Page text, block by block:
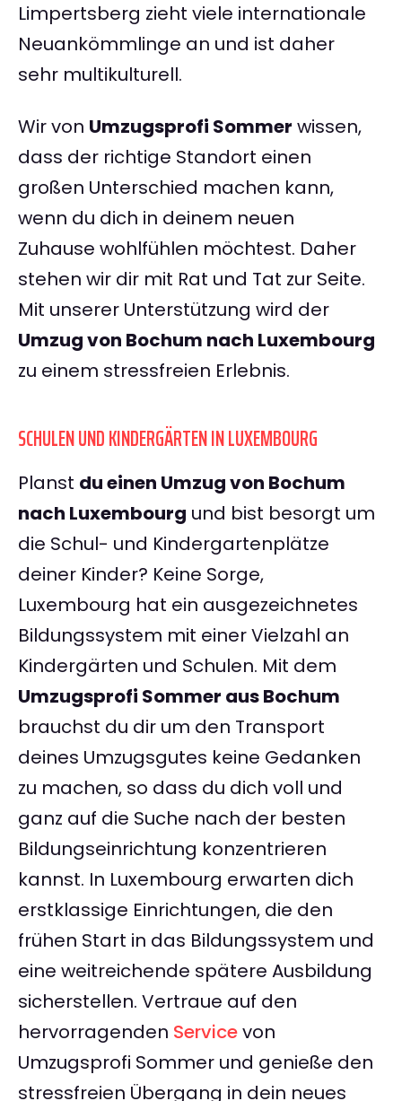
Limpertsberg zieht viele internationale
Neuankömmlinge an und ist daher
sehr multikulturell.
Wir von Umzugsprofi Sommer wissen,
dass der richtige Standort einen
großen Unterschied machen kann,
wenn du dich in deinem neuen
Zuhause wohlfühlen möchtest. Daher
stehen wir dir mit Rat und Tat zur Seite.
Mit unserer Unterstützung wird der
Umzug von Bochum nach Luxembourg
zu einem stressfreien Erlebnis.
SCHULEN UND KINDERGÄRTEN IN LUXEMBOURG
Planst du einen Umzug von Bochum
nach Luxembourg und bist besorgt um
die Schul- und Kindergartenplätze
deiner Kinder? Keine Sorge,
Luxembourg hat ein ausgezeichnetes
Bildungssystem mit einer Vielzahl an
Kindergärten und Schulen. Mit dem
Umzugsprofi Sommer aus Bochum
brauchst du dir um den Transport
deines Umzugsgutes keine Gedanken
zu machen, so dass du dich voll und
ganz auf die Suche nach der besten
Bildungseinrichtung konzentrieren
kannst. In Luxembourg erwarten dich
erstklassige Einrichtungen, die den
frühen Start in das Bildungssystem und
eine weitreichende spätere Ausbildung
sicherstellen. Vertraue auf den
hervorragenden Servicevon
Umzugsprofi Sommer und genieße den
stressfreien Übergang in dein neues